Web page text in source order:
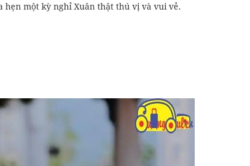
một kỳ nghỉ Xuân thật thú vị và vui vẻ.